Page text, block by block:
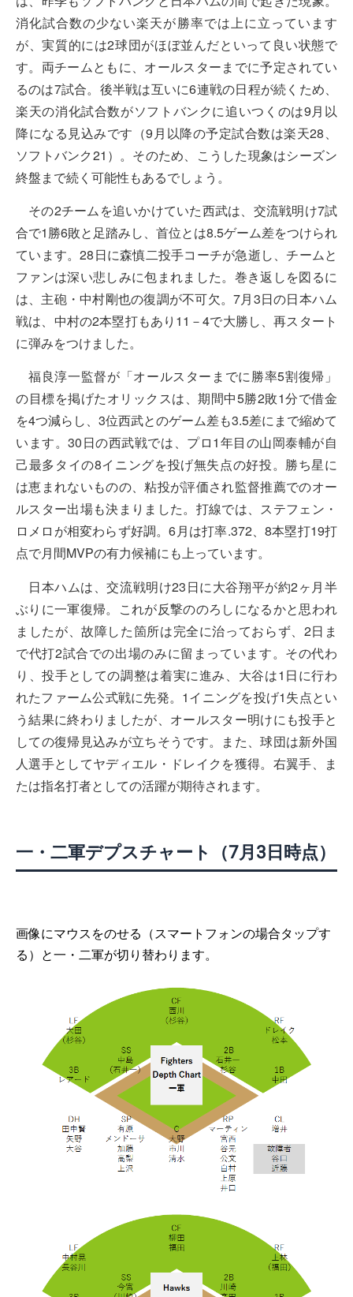
消化試合数の少ない楽天が勝率では上に立っています
が、実質的には2球団がほぼ並んだといって良い状態で
す。両チームともに、オールスターまでに予定されてい
るのは7試合。後半戦は互いに6連戦の日程が続くため、
楽天の消化試合数がソフトバンクに追いつくのは9月以
降になる見込みです（9月以降の予定試合数は楽天28、
ソフトバンク21）。そのため、こうした現象はシーズン
終盤まで続く可能性もあるでしょう。
その2チームを追いかけていた西武は、交流戦明け7試
合で1勝6敗と足踏みし、首位とは8.5ゲーム差をつけられ
ています。28日に森慎二投手コーチが急逝し、チームと
ファンは深い悲しみに包まれました。巻き返しを図るに
は、主砲・中村剛也の復調が不可欠。7月3日の日本ハム
戦は、中村の2本塁打もあり11－4で大勝し、再スタート
に弾みをつけました。
福良淳一監督が「オールスターまでに勝率5割復帰」
の目標を掲げたオリックスは、期間中5勝2敗1分で借金
を4つ減らし、3位西武とのゲーム差も3.5差にまで縮めて
います。30日の西武戦では、プロ1年目の山岡泰輔が自
己最多タイの8イニングを投げ無失点の好投。勝ち星に
は恵まれないものの、粘投が評価され監督推薦でのオー
ルスター出場も決まりました。打線では、ステフェン・
ロメロが相変わらず好調。6月は打率.372、8本塁打19打
点で月間MVPの有力候補にも上っています。
日本ハムは、交流戦明け23日に大谷翔平が約2ヶ月半
ぶりに一軍復帰。これが反撃ののろしになるかと思われ
ましたが、故障した箇所は完全に治っておらず、2日ま
で代打2試合での出場のみに留まっています。その代わ
り、投手としての調整は着実に進み、大谷は1日に行わ
れたファーム公式戦に先発。1イニングを投げ1失点とい
う結果に終わりましたが、オールスター明けにも投手と
しての復帰見込みが立ちそうです。また、球団は新外国
人選手としてヤディエル・ドレイクを獲得。右翼手、ま
たは指名打者としての活躍が期待されます。
一・二軍デプスチャート（7月3日時点）
画像にマウスをのせる（スマートフォンの場合タップす
る）と一・二軍が切り替わります。